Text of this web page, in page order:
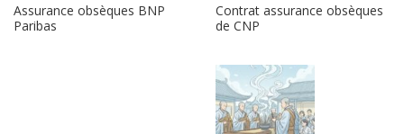
Assurance obsèques BNP
Paribas
Contrat assurance obsèques
de CNP